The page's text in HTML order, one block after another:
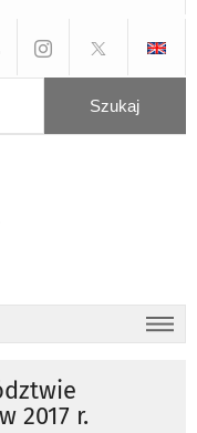
czarnymczarnymżółtym
2017 r.